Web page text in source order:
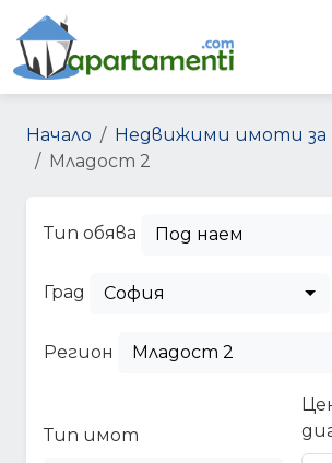
Начало Недвижими имоти за
Младост 2
Тип обява Под наем
Град София
Регион Младост 2
Тип имот